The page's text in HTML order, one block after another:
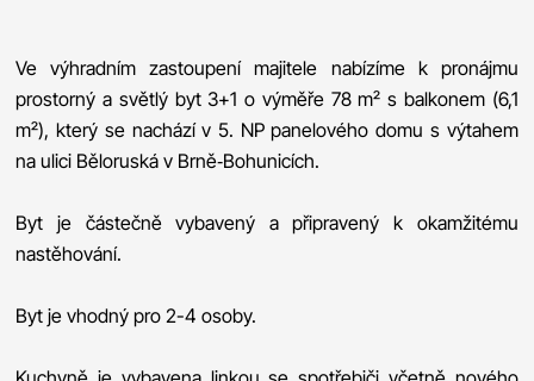
Ve výhradním zastoupení majitele nabízíme k pronájmu
prostorný a světlý byt 3+1 o výměře 78 m² s balkonem (6,1
m²), který se nachází v 5. NP panelového domu s výtahem
na ulici Běloruská v Brně‑Bohunicích.
Byt je částečně vybavený a připravený k okamžitému
nastěhování.
Byt je vhodný pro 2-4 osoby.